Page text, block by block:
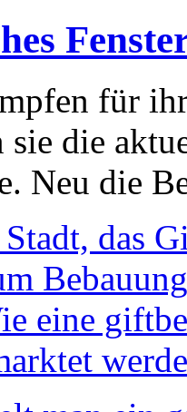
für
sie die
Neu die
das
eine